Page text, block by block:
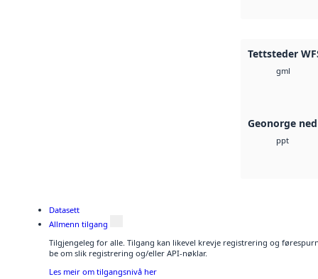
Tettsteder
gml
Geonorge
ppt
Datasett
Allmenn tilgang
Tilgjengeleg for alle. Tilgang kan likevel krevje registrering og
be om slik registrering og/eller API-nøklar.
Les meir om tilgangsnivå her